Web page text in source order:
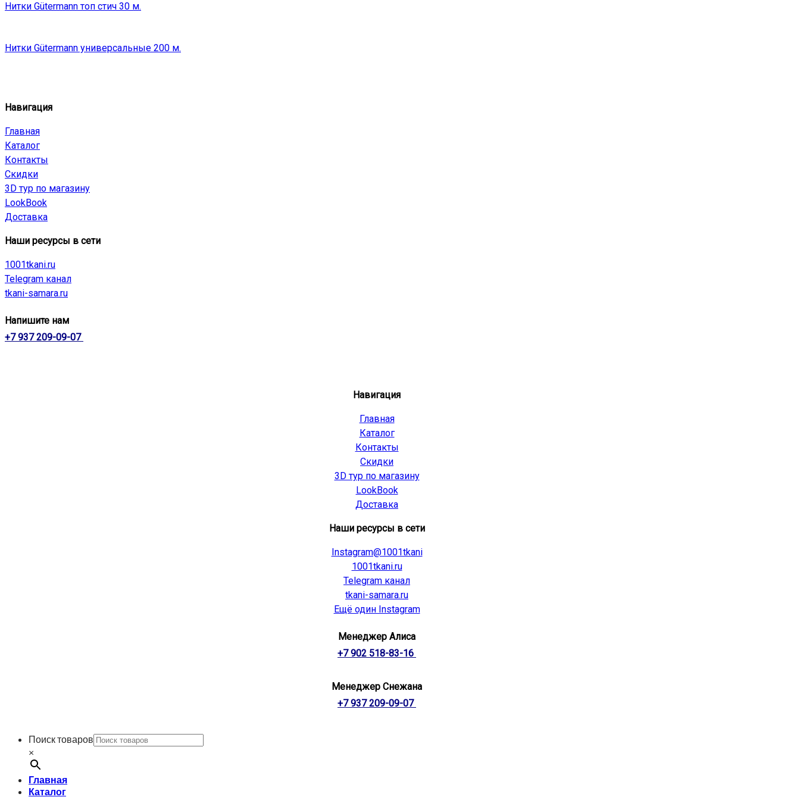
Нитки Gütermann топ стич 30 м.
Нитки Gütermann универсальные 200 м.
Навигация
Главная
Каталог
Контакты
Скидки
3D тур по магазину
LookBook
Доставка
Наши ресурсы в сети
1001tkani.ru
Telegram канал
tkani-samara.ru
Напишите нам
+7 937 209-09-07
Навигация
Главная
Каталог
Контакты
Скидки
3D тур по магазину
LookBook
Доставка
Наши ресурсы в сети
Instagram@1001tkani
1001tkani.ru
Telegram канал
tkani-samara.ru
Ещё один Instagram
Менеджер Алиса
+7 902 518-83-16
Менеджер Снежана
+7 937 209-09-07
Поиск товаров
×
Главная
Каталог